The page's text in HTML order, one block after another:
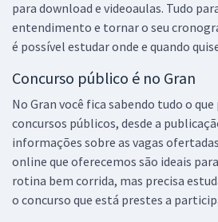
para download e videoaulas. Tudo
entendimento e tornar o seu
é possível estudar onde e quando
Concurso público é no Gran
No Gran você fica sabendo tudo o
concursos públicos, desde a
informações sobre as vagas
online que oferecemos são ideais
rotina bem corrida, mas precisa
o concurso que está prestes a